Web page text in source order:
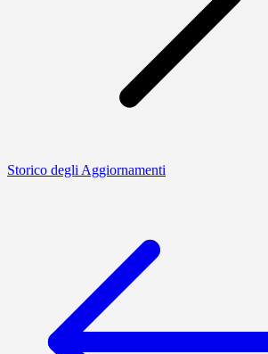
Storico degli Aggiornamenti